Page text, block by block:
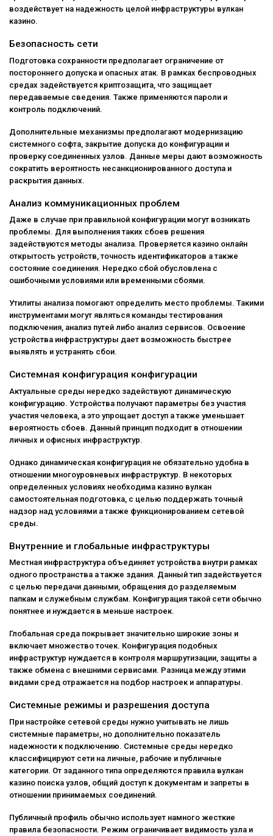
воздействует на надежность целой инфраструктуры вулкан
казино.
Безопасность сети
Подготовка сохранности предполагает ограничение от
постороннего допуска и опасных атак. В рамках беспроводных
средах задействуется криптозащита, что защищает
передаваемые сведения. Также применяются пароли и
контроль подключений.
Дополнительные механизмы предполагают модернизацию
системного софта, закрытие допуска до конфигурации и
проверку соединенных узлов. Данные меры дают возможность
сократить вероятность несанкционированного доступа и
раскрытия данных.
Анализ коммуникационных проблем
Даже в случае при правильной конфигурации могут возникать
проблемы. Для выполнения таких сбоев решения
задействуются методы анализа. Проверяется казино онлайн
открытость устройств, точность идентификаторов а также
состояние соединения. Нередко сбой обусловлена с
ошибочными условиями или временными сбоями.
Утилиты анализа помогают определить место проблемы. Такими
инструментами могут являться команды тестирования
подключения, анализ путей либо анализ сервисов. Освоение
устройства инфраструктуры дает возможность быстрее
выявлять и устранять сбои.
Системная конфигурация конфигурации
Актуальные среды нередко задействуют динамическую
конфигурацию. Устройства получают параметры без участия
участия человека, а это упрощает доступ а также уменьшает
вероятность сбоев. Данный принцип подходит в отношении
личных и офисных инфраструктур.
Однако динамическая конфигурация не обязательно удобна в
отношении многоуровневых инфраструктур. В некоторых
определенных условиях необходима казино вулкан
самостоятельная подготовка, с целью поддержать точный
надзор над условиями а также функционированием сетевой
среды.
Внутренние и глобальные инфраструктуры
Местная инфраструктура объединяет устройства внутри рамках
одного пространства а также здания. Данный тип задействуется
с целью передачи данными, обращения до разделяемым
папкам и служебным службам. Конфигурация такой сети обычно
понятнее и нуждается в меньше настроек.
Глобальная среда покрывает значительно широкие зоны и
включает множество точек. Конфигурация подобных
инфраструктур нуждается в контроля маршрутизации, защиты а
также обмена с внешними сервисами. Разница между этими
видами сред отражается на подбор настроек и аппаратуры.
Системные режимы и разрешения доступа
При настройке сетевой среды нужно учитывать не лишь
системные параметры, но дополнительно показатель
надежности к подключению. Системные среды нередко
классифицируют сети на личные, рабочие и публичные
категории. От заданного типа определяются правила вулкан
казино поиска узлов, общий доступ к документам и запреты в
отношении принимаемых соединений.
Публичный профиль обычно использует намного жесткие
правила безопасности. Режим ограничивает видимость узла и